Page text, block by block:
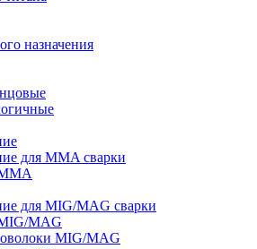
назначения
для MMA сварки
для MIG/MAG сварки
MAG
MIG/MAG